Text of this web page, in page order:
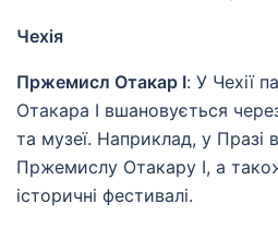
Чехія
Пржемисл Отакар I: У Чехії
Отакара I вшановується
та музеї. Наприклад, у Празі
Пржемислу Отакару I, а
історичні фестивалі.